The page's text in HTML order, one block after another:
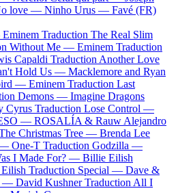
love — Ninho Urus — Favé (FR)
Eminem Traduction The Real Slim
Without Me — Eminem Traduction
Capaldi Traduction Another Love
Hold Us — Macklemore and Ryan
— Eminem Traduction Last
Demons — Imagine Dragons
Cyrus Traduction Lose Control —
— ROSALÍA & Rauw Alejandro
Christmas Tree — Brenda Lee
— One-T Traduction Godzilla —
I Made For? — Billie Eilish
Traduction Special — Dave &
— David Kushner Traduction All I